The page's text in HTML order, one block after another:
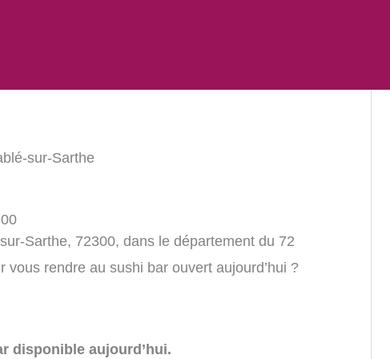
sur-Sarthe
Sarthe, 72300, dans le département du 72
rendre au sushi bar ouvert aujourd’hui ?
disponible aujourd’hui.